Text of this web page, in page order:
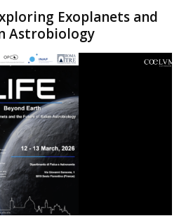
Exoplanets and
Astrobiology